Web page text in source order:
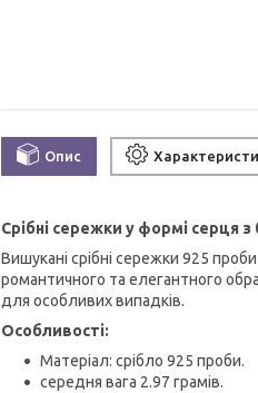
Опис
Срібні сережки у формі серця
Вишукані срібні сережки 925
романтичного та елегантного
для особливих випадків.
Особливості:
Матеріал: срібло 925 проби.
середня вага 2.97 грамів.